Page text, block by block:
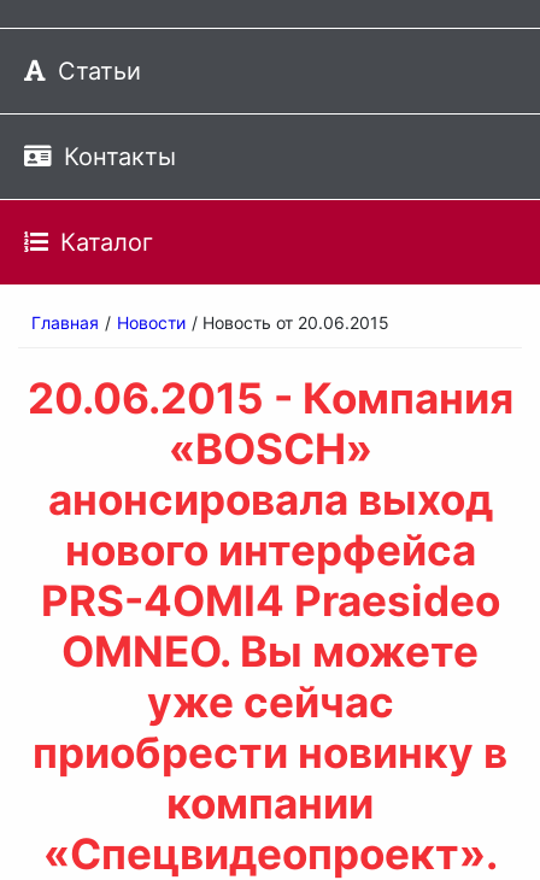
Статьи
Контакты
Каталог
Главная / Новости / Новость от 20.06.2015
20.06.2015 - Компания
«BOSCH»
анонсировала выход
нового интерфейса
PRS-4OMI4 Praesideo
OMNEO. Вы можете
уже сейчас
приобрести новинку в
компании
«Спецвидеопроект».